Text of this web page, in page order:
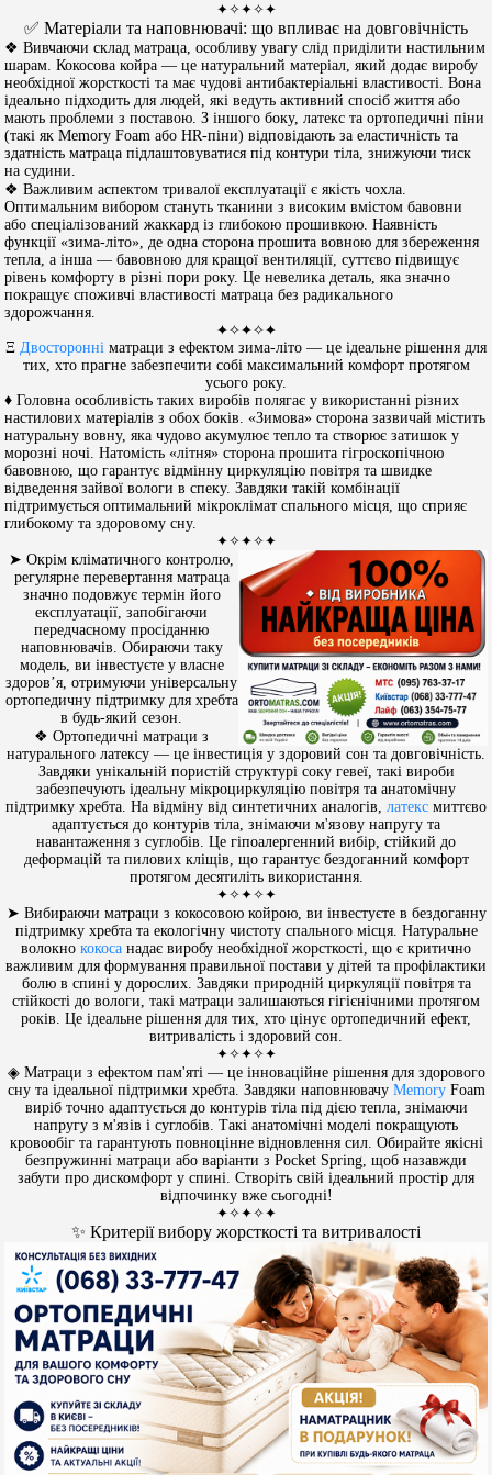
✦✧✦✧✦
✅ Матеріали та наповнювачі: що впливає на довговічність
❖ Вивчаючи склад матраца, особливу увагу слід приділити настильним
шарам. Кокосова койра — це натуральний матеріал, який додає виробу
необхідної жорсткості та має чудові антибактеріальні властивості. Вона
ідеально підходить для людей, які ведуть активний спосіб життя або
мають проблеми з поставою. З іншого боку, латекс та ортопедичні піни
(такі як Memory Foam або HR-піни) відповідають за еластичність та
здатність матраца підлаштовуватися під контури тіла, знижуючи тиск
на судини.
❖ Важливим аспектом тривалої експлуатації є якість чохла.
Оптимальним вибором стануть тканини з високим вмістом бавовни
або спеціалізований жаккард із глибокою прошивкою. Наявність
функції «зима-літо», де одна сторона прошита вовною для збереження
тепла, а інша — бавовною для кращої вентиляції, суттєво підвищує
рівень комфорту в різні пори року. Це невелика деталь, яка значно
покращує споживчі властивості матраца без радикального
здорожчання.
✦✧✦✧✦
Ξ Двосторонні матраци з ефектом зима-літо — це ідеальне рішення для
тих, хто прагне забезпечити собі максимальний комфорт протягом
усього року.
♦ Головна особливість таких виробів полягає у використанні різних
настилових матеріалів з обох боків. «Зимова» сторона зазвичай містить
натуральну вовну, яка чудово акумулює тепло та створює затишок у
морозні ночі. Натомість «літня» сторона прошита гігроскопічною
бавовною, що гарантує відмінну циркуляцію повітря та швидке
відведення зайвої вологи в спеку. Завдяки такій комбінації
підтримується оптимальний мікроклімат спального місця, що сприяє
глибокому та здоровому сну.
✦✧✦✧✦
➤ Окрім кліматичного контролю,
регулярне перевертання матраца
значно подовжує термін його
експлуатації, запобігаючи
передчасному просіданню
наповнювачів. Обираючи таку
модель, ви інвестуєте у власне
здоров’я, отримуючи універсальну
ортопедичну підтримку для хребта
в будь-який сезон.
❖ Ортопедичні матраци з
натурального латексу — це інвестиція у здоровий сон та довговічність.
Завдяки унікальній пористій структурі соку гевеї, такі вироби
забезпечують ідеальну мікроциркуляцію повітря та анатомічну
підтримку хребта. На відміну від синтетичних аналогів, латекс миттєво
адаптується до контурів тіла, знімаючи м'язову напругу та
навантаження з суглобів. Це гіпоалергенний вибір, стійкий до
деформацій та пилових кліщів, що гарантує бездоганний комфорт
протягом десятиліть використання.
✦✧✦✧✦
➤ Вибираючи матраци з кокосовою койрою, ви інвестуєте в бездоганну
підтримку хребта та екологічну чистоту спального місця. Натуральне
волокно кокоса надає виробу необхідної жорсткості, що є критично
важливим для формування правильної постави у дітей та профілактики
болю в спині у дорослих. Завдяки природній циркуляції повітря та
стійкості до вологи, такі матраци залишаються гігієнічними протягом
років. Це ідеальне рішення для тих, хто цінує ортопедичний ефект,
витривалість і здоровий сон.
✦✧✦✧✦
◈ Матраци з ефектом пам'яті — це інноваційне рішення для здорового
сну та ідеальної підтримки хребта. Завдяки наповнювачу MemoryFoam
виріб точно адаптується до контурів тіла під дією тепла, знімаючи
напругу з м'язів і суглобів. Такі анатомічні моделі покращують
кровообіг та гарантують повноцінне відновлення сил. Обирайте якісні
безпружинні матраци або варіанти з Pocket Spring, щоб назавжди
забути про дискомфорт у спині. Створіть свій ідеальний простір для
відпочинку вже сьогодні!
✦✧✦✧✦
✨ Критерії вибору жорсткості та витривалості